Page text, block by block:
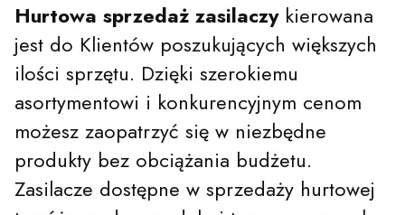
Hurtowa sprzedaż zasilaczykierowana
jest do Klientów poszukujących większych
ilości sprzętu. Dzięki szerokiemu
asortymentowi i konkurencyjnym cenom
możesz zaopatrzyć się w niezbędne
produkty bez obciążania budżetu.
Zasilacze dostępne w sprzedaży hurtowej